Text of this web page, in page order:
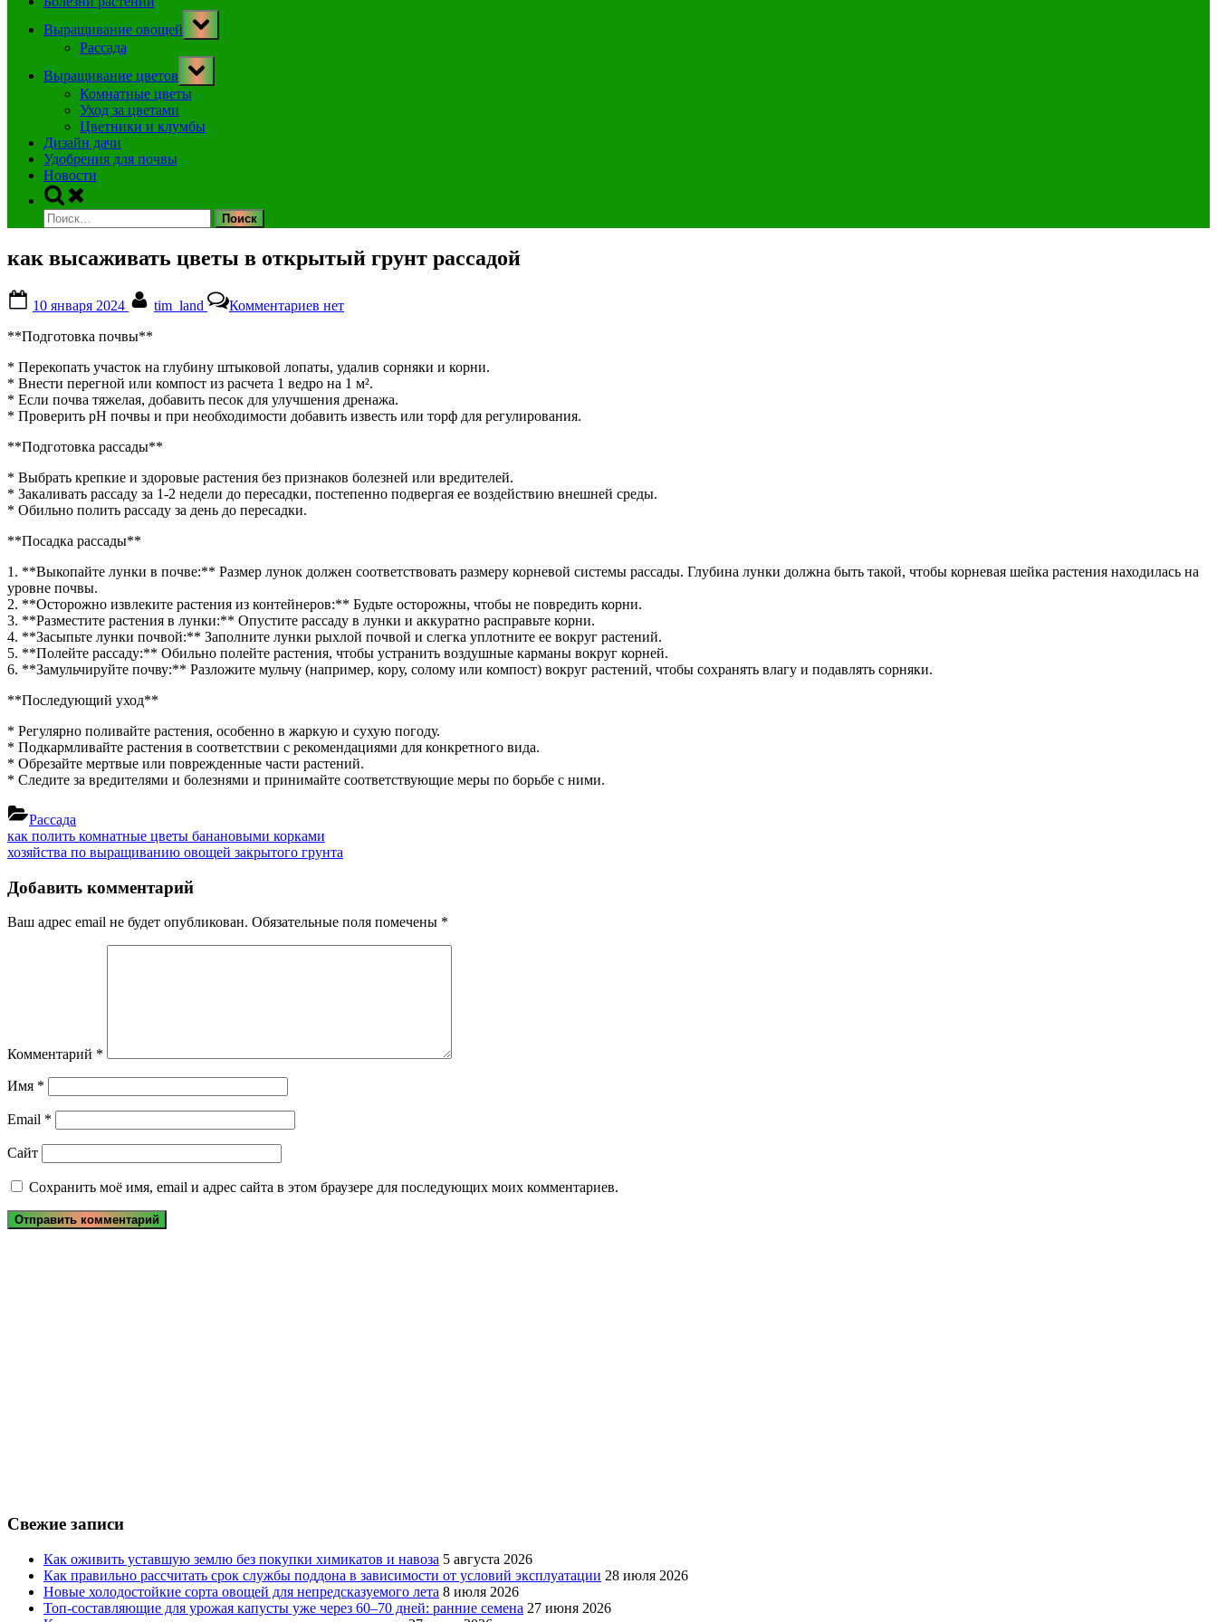
Выращивание овощей
Toggle
sub-
Рассада
Выращивание цветов
Toggle
sub-
menu
Комнатные цветы
Уход за цветами
Цветники и клумбы
Дизайн дачи
Удобрения для почвы
Новости
Toggle
search
form
Найти:
как высаживать цветы в открытый грунт рассадой
on
10 января 2024 tim_land Комментариевзаписи
в
открытый
грунт
рассадой
нет
**Подготовка почвы**
* Перекопать участок на глубину штыковой лопаты, удалив сорняки и корни.
* Внести перегной или компост из расчета 1 ведро на 1 м².
* Если почва тяжелая, добавить песок для улучшения дренажа.
* Проверить pH почвы и при необходимости добавить известь или торф для регулирования.
**Подготовка рассады**
* Выбрать крепкие и здоровые растения без признаков болезней или вредителей.
* Закаливать рассаду за 1-2 недели до пересадки, постепенно подвергая ее воздействию внешней среды.
* Обильно полить рассаду за день до пересадки.
**Посадка рассады**
1. **Выкопайте лунки в почве:** Размер лунок должен соответствовать размеру корневой системы рассады. Глубина лунки должна быть такой, чтобы корневая шейка растения находилась на
уровне почвы.
2. **Осторожно извлеките растения из контейнеров:** Будьте осторожны, чтобы не повредить корни.
3. **Разместите растения в лунки:** Опустите рассаду в лунки и аккуратно расправьте корни.
4. **Засыпьте лунки почвой:** Заполните лунки рыхлой почвой и слегка уплотните ее вокруг растений.
5. **Полейте рассаду:** Обильно полейте растения, чтобы устранить воздушные карманы вокруг корней.
6. **Замульчируйте почву:** Разложите мульчу (например, кору, солому или компост) вокруг растений, чтобы сохранять влагу и подавлять сорняки.
**Последующий уход**
* Регулярно поливайте растения, особенно в жаркую и сухую погоду.
* Подкармливайте растения в соответствии с рекомендациями для конкретного вида.
* Обрезайте мертвые или поврежденные части растений.
* Следите за вредителями и болезнями и принимайте соответствующие меры по борьбе с ними.
Рассада
Навигация
по
записям
Previous
Post:
как полить комнатные цветы банановыми корками
Next
хозяйства по выращиванию овощей закрытого грунта
Добавить комментарий
Ваш адрес email не будет опубликован. Обязательные поля помечены *
Комментарий *
Имя *
Email *
Сайт
Сохранить моё имя, email и адрес сайта в этом браузере для последующих моих комментариев.
Свежие записи
Как оживить уставшую землю без покупки химикатов и навоза 5 августа 2026
Как правильно рассчитать срок службы поддона в зависимости от условий эксплуатации 28 июля 2026
Новые холодостойкие сорта овощей для непредсказуемого лета 8 июля 2026
Топ-составляющие для урожая капусты уже через 60–70 дней: ранние семена 27 июня 2026